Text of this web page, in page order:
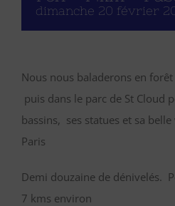
dimanche 20 février
Nous nous baladerons en forêt
puis dans le parc de St Cloud
bassins, ses statues et sa
Paris
Demi douzaine de dénivelés.
7 kms environ